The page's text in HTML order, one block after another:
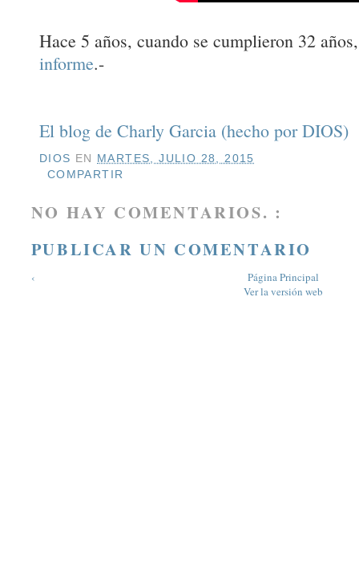
Hace 5 años, cuando se cumplieron 32
informe.-
El blog de Charly Garcia (hecho por DIOS)
DIOS EN MARTES, JULIO 28, 2015
COMPARTIR
NO HAY COMENTARIOS. :
PUBLICAR UN COMENTARIO
‹
Página Principal
Ver la versión web